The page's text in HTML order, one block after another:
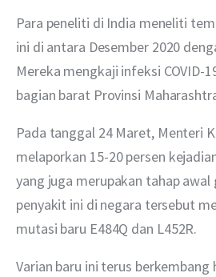
Para peneliti di India meneliti
ini di antara Desember 2020
Mereka mengkaji infeksi COVID-
bagian barat Provinsi
Pada tanggal 24 Maret, Menteri
melaporkan 15-20 persen
yang juga merupakan tahap
penyakit ini di negara tersebut
mutasi baru E484Q dan L452R.
Varian baru ini terus berkembang